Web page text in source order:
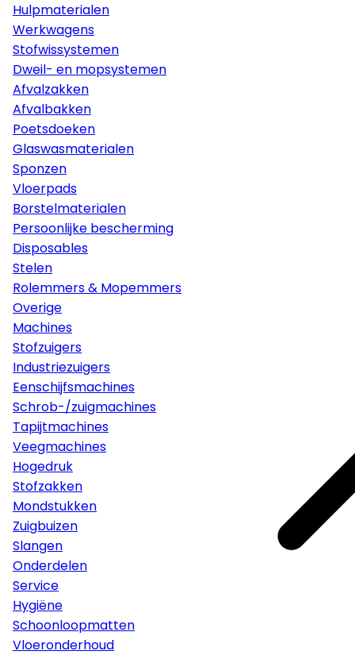
Hulpmaterialen
Werkwagens
Stofwissystemen
Dweil- en mopsystemen
Afvalzakken
Afvalbakken
Poetsdoeken
Glaswasmaterialen
Sponzen
Vloerpads
Borstelmaterialen
Persoonlijke bescherming
Disposables
Stelen
Rolemmers & Mopemmers
Overige
Machines
Stofzuigers
Industriezuigers
Eenschijfsmachines
Schrob-/zuigmachines
Tapijtmachines
Veegmachines
Hogedruk
Stofzakken
Mondstukken
Zuigbuizen
Slangen
Onderdelen
Service
Hygiëne
Schoonloopmatten
Vloeronderhoud